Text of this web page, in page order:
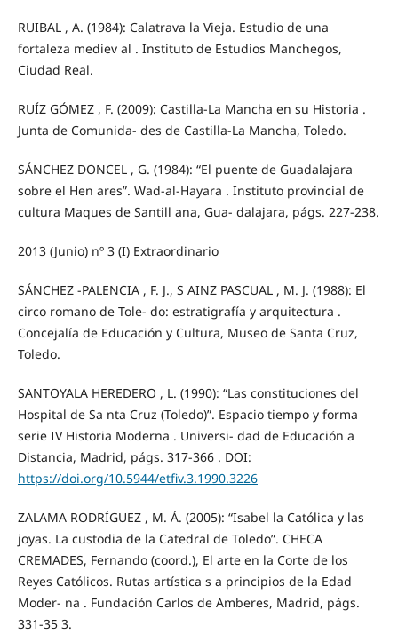
RUIBAL , A. (1984): Calatrava la Vieja. Estudio de una
fortaleza mediev al . Instituto de Estudios Manchegos,
Ciudad Real.
RUÍZ GÓMEZ , F. (2009): Castilla-La Mancha en su Historia .
Junta de Comunida- des de Castilla-La Mancha, Toledo.
SÁNCHEZ DONCEL , G. (1984): “El puente de Guadalajara
sobre el Hen ares”. Wad-al-Hayara . Instituto provincial de
cultura Maques de Santill ana, Gua- dalajara, págs. 227-238.
2013 (Junio) nº 3 (I) Extraordinario
SÁNCHEZ -PALENCIA , F. J., S AINZ PASCUAL , M. J. (1988): El
circo romano de Tole- do: estratigrafía y arquitectura .
Concejalía de Educación y Cultura, Museo de Santa Cruz,
Toledo.
SANTOYALA HEREDERO , L. (1990): “Las constituciones del
Hospital de Sa nta Cruz (Toledo)”. Espacio tiempo y forma
serie IV Historia Moderna . Universi- dad de Educación a
Distancia, Madrid, págs. 317-366 . DOI:
https://doi.org/10.5944/etfiv.3.1990.3226
ZALAMA RODRÍGUEZ , M. Á. (2005): “Isabel la Católica y las
joyas. La custodia de la Catedral de Toledo”. CHECA
CREMADES, Fernando (coord.), El arte en la Corte de los
Reyes Católicos. Rutas artística s a principios de la Edad
Moder- na . Fundación Carlos de Amberes, Madrid, págs.
331-35 3.